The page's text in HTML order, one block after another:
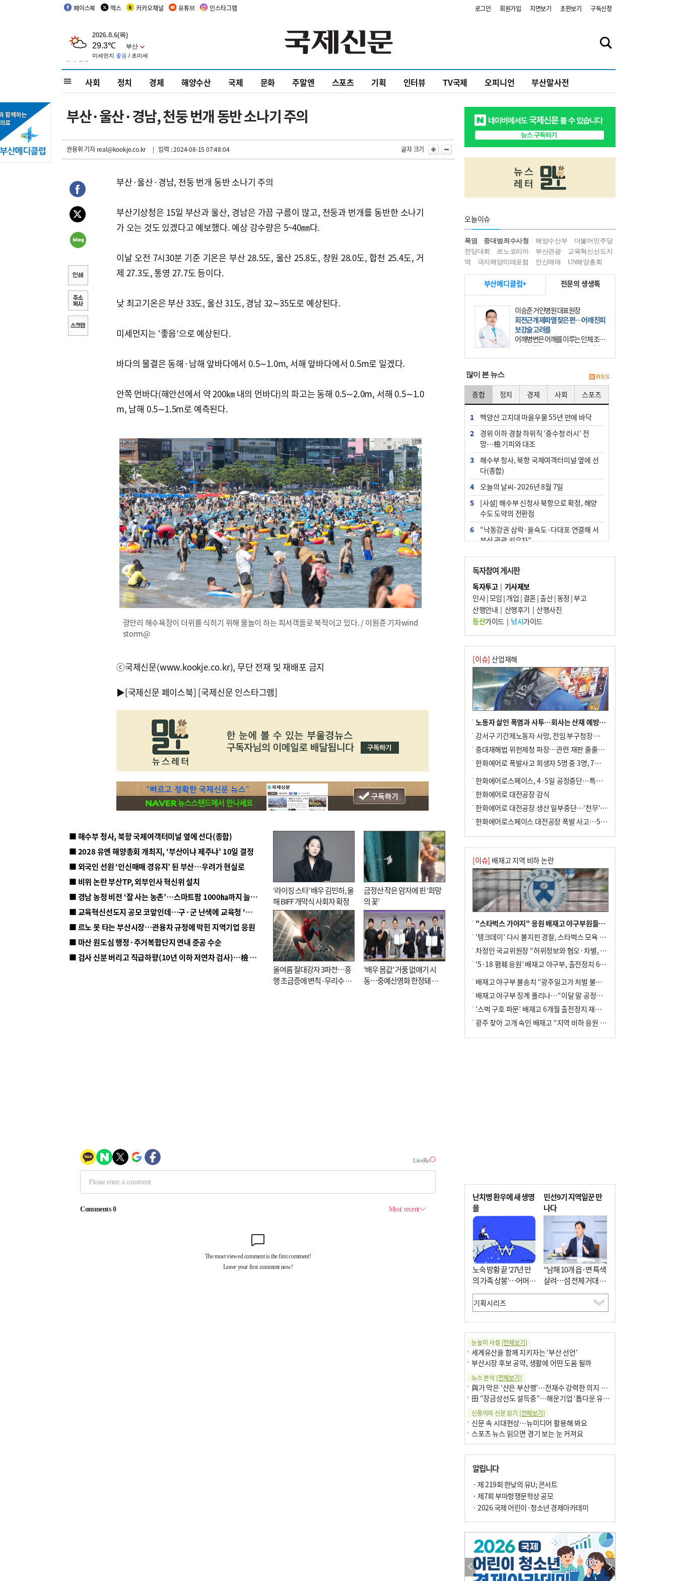
페이스북 엑스 카카오채널 유튜브 인스타그램 로그인 회원가입 지면보기 초판보기 구독신청
사회 정치 경제 해양수산 국제 문화 주말엔 스포츠 기획 인터뷰 TV국제 오피니언 부산말사전
부산·울산·경남, 천둥 번개 동반 소나기 주의
권용휘 기자real@kookje.co.kr | 입력 : 2024-08-15 07:48:04 글자 크기
부산·울산·경남, 천둥 번개 동반 소나기 주의
부산기상청은 15일 부산과 울산, 경남은 가끔 구름이 많고, 천둥과 번개를 동반한 소나기
가 오는 것도 있겠다고 예보했다. 예상 강수량은 5~40㎜다.
이날 오전 7시30분 기준 기온은 부산 28.5도, 울산 25.8도, 창원 28.0도, 합천 25.4도, 거
제 27.3도, 통영 27.7도 등이다.
낮 최고기온은 부산 33도, 울산 31도, 경남 32∼35도로 예상된다.
미세먼지는 ‘좋음’으로 예상된다.
바다의 물결은 동해·남해 앞바다에서 0.5∼1.0m, 서해 앞바다에서 0.5m로 일겠다.
안쪽 먼바다(해안선에서 약 200㎞ 내의 먼바다)의 파고는 동해 0.5∼2.0m, 서해 0.5∼1.0
m, 남해 0.5∼1.5m로 예측된다.
광안리 해수욕장이 더위를 식히기 위해 물놀이 하는 피서객들로 북적이고 있다. / 이원준 기자wind
storm@
ⓒ국제신문(www.kookje.co.kr), 무단 전재 및 재배포 금지
▶[국제신문 페이스북] [국제신문 인스타그램]
■ 해수부 청사, 북항 국제여객터미널 옆에 선다(종합)
■ 2028 유엔 해양총회 개최지, ‘부산이냐 제주냐’ 10일 결정
■ 외국인 선원 ‘인신매매 경유지’ 된 부산…우려가 현실로
■ 비위 논란 부산TP, 외부인사 혁신위 설치
■ 경남 농정 비전 ‘잘 사는 농촌’…스마트팜 1000㏊까지 늘린다
■ 교육혁신선도지 공모 코앞인데…구·군 난색에 교육청 ‘쩔쩔’
■ 르노 못 타는 부산시장…관용차 규정에 막힌 지역기업 응원
■ 마산 원도심 행정·주거복합단지 연내 준공 수순
■ 검사 신분 버리고 직급하향(10년 이하 저연차 검사)…檢 중수청행 기피
‘라이징 스타’ 배우 김민하, 올
해 BIFF 개막식 사회자 확정
금정산 작은 암자에 핀 ‘희망
의 꽃’
올여름 절대강자 3파전…흥
행 조급증에 변칙·무리수 마
‘배우 몸값’ 거품 없애기 시
동…중예산영화 한정돼 실
오늘이슈
폭염 중대범죄수사청 해양수산부
더불어민주당
전당대회
르노코리아 부산관광
교육혁신선도지
역
극지해양미래포럼 인신매매 UN해양총회
부산메디클럽+ 전문의 생생톡
이승준 거인병원 대표원장
회전근개 재파열 잦은 편…어깨 진피
보강술 고려를
어깨병변은 어깨를 이루는 인체 조직
에 발생하는 손상을 말한다. 여기에
는 오십견과 회전근개 증후군, 어깨
많이 본 뉴스
종합 정치 경제 사회 스포츠
1
백양산 고지대 마을우물 55년 만에 바닥
2
경위 이하 경찰 하위직 ‘중수청 러시’ 전
망…檢 기피와 대조
3
해수부 청사, 북항 국제여객터미널 옆에 선
다(종합)
4
오늘의 날씨- 2026년 8월 7일
5
[사설] 해수부 신청사 북항으로 확정, 해양
수도 도약의 전환점
6
“낙동강권 삼락·을숙도·다대포 연결해 서
부산 관광 키우자”
7
부울경 주말부터 비소식…‘극한 폭염’ 한풀
꺾일 듯
8
피란마을 67년 역사인데…전교생 24명 아
미초 통폐합 기로
9
외국인 선원 ‘인신매매 경유지’ 된 부산…
우려가 현실로
10 수사독점 책임 커진 경찰, 방치사건 해결 부
랴부랴 속도전
독자참여 게시판
독자투고| 기사제보
인사|모임 | 개업 | 결혼|출산|동정 |부고
산행안내 | 산행후기 | 산행사진
등산가이드| 낚시가이드
[이슈] 산업재해
노동자 살인 폭염과 사투…회사는 산재 예방·전기료 절감 전력
강서구 기간제노동자 사망, 전임 부구청장 檢 송치
중대재해법 위헌제청 파장…관련 재판 줄줄이 브레이크
한화에어로 폭발사고 희생자 5명 중 3명, 7일 영면
한화에어로스페이스, 4·5일 공정중단…특별 안전점검
한화에어로 대전공장 감식
한화에어로 대전공장 생산 일부중단…‘천무’ 수출 비상
한화에어로스페이스 대전공장 폭발 사고…5명 사망·2명 부상(종합)
[이슈] 배재고 지역 비하 논란
"스타벅스 가야지" 응원 배재고 야구부원들, 학교서 징계 처분
‘탱크데이’ 다시 불지핀 경찰, 스타벅스 모욕 혐의 압수수색
차정인 국교위원장 “허위정보와 혐오·차별, 학교 교실까지 유입"
‘5·18 폄훼 응원’ 배재고 야구부, 출전정지 6개월→1개월 감경
배재고 야구부 불송치 “광주일고가 처벌 불원 의사 표해”
배재고 야구부 징계 풀리나…“이달 말 공정위서 재심의”
‘스벅 구호 파문’ 배재고 6개월 출전정지 재심 신청키로
광주 찾아 고개 숙인 배재고 “지역 비하 응원 잘못”(종합)
난치병 환우에 새 생명
을
노숙 방황 끝 ‘27년 만
의 가족 상봉’…어머니
와 행복 꿈꿔
민선9기 지역일꾼 만
나다
“남해 10개 읍·면 특색
살려…섬 전체 거대 정
원으로 조성”
눈높이 사설 [전체보기]
세계유산을 함께 지키자는 ‘부산 선언’
부산시장 후보 공약, 생활에 어떤 도움 될까
뉴스 분석 [전체보기]
與가 막은 ‘산은 부산행’…전재수 강력한 의지 표명 없인 공염불
田 “장금상선도 설득중”…해운기업 ‘톱다운 유치전’ 가속
신통이의 신문 읽기 [전체보기]
신문 속 시대현상…뉴미디어 활용해 봐요
스포츠 뉴스 읽으면 경기 보는 눈 커져요
구·군 승진 축하화분 관행 없애자니 소상공인 울상
팩트체크[전체보기]
의령 한우산 털중나리
한 손 뉴스[전체보기]
시민이 개발한 폭염 대응 앱 ‘그늘로’ 길안내 지도 등 인기
골목 맛집 발굴 고메 셀렉션…부산시, 페스티벌 시월 연계
알립니다
· 제 219회 한낮의 유U; 콘서트
· 제7회 부마항쟁문학상 공모
· 2026 국제 어린이·청소년 경제아카데미